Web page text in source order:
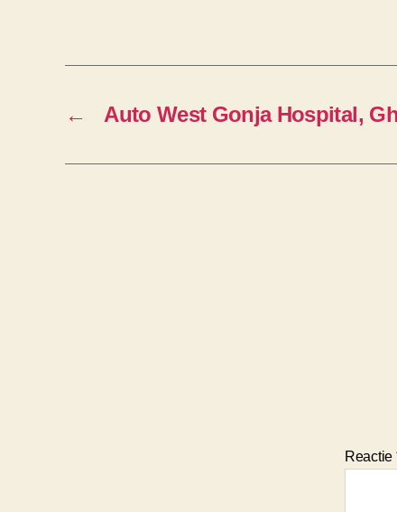
← Auto West Gonja Hospital,
Reactie